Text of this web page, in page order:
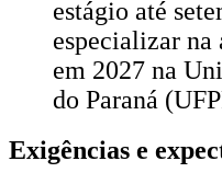
estágio até
especializar na
em 2027 na
do Paraná
Exigências e